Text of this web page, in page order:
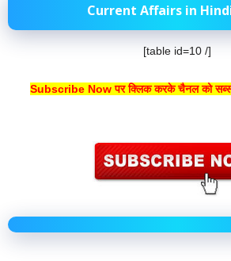
Current Affairs in
[table id=10 /]
Subscribe Now पर क्लिक करके चैनल को